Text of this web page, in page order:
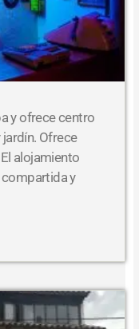
y ofrece centro
Ofrece
alojamiento
y